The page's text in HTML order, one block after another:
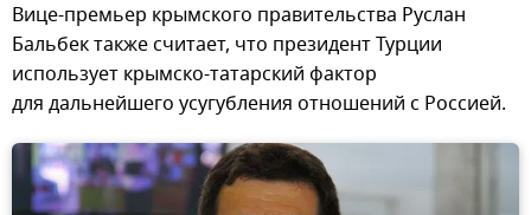
Вице-премьер крымского правительства Руслан
Бальбек также считает, что президент Турции
использует крымско-татарский фактор
для дальнейшего усугубления отношений с Россией.